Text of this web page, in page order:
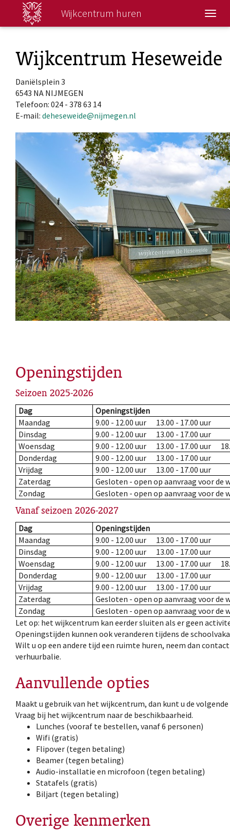
Wissel
Wijkcentrum huren
Wijkcentrum Heseweide
Daniëlsplein 3
6543 NA NIJMEGEN
Telefoon: 024 - 378 63 14
E-mail: deheseweide@nijmegen.nl
Openingstijden
Seizoen 2025-2026
Dag
Openingstijden
Maandag
9.00 - 12.00 uur 13.00 - 17.00 uur
Dinsdag
9.00 - 12.00 uur 13.00 - 17.00 uur
Woensdag
9.00 - 12.00 uur 13.00 - 17.00 uur
Donderdag
9.00 - 12.00 uur 13.00 - 17.00 uur
Vrijdag
9.00 - 12.00 uur 13.00 - 17.00 uur
Zaterdag
Gesloten - open op aanvraag voor de
Zondag
Gesloten - open op aanvraag voor de
Vanaf seizoen 2026-2027
Dag
Openingstijden
Maandag
9.00 - 12.00 uur 13.00 - 17.00 uur
Dinsdag
9.00 - 12.00 uur 13.00 - 17.00 uur
Woensdag
9.00 - 12.00 uur 13.00 - 17.00 uur
Donderdag
9.00 - 12.00 uur 13.00 - 17.00 uur
Vrijdag
9.00 - 12.00 uur 13.00 - 17.00 uur
Zaterdag
Gesloten - open op aanvraag voor de
Zondag
Gesloten - open op aanvraag voor de
Let op: het wijkcentrum kan eerder sluiten als er geen
Openingstijden kunnen ook veranderen tijdens de
Wilt u op een andere tijd een ruimte huren, neem dan
verhuurbalie.
Aanvullende opties
Maakt u gebruik van het wijkcentrum, dan kunt u de
Vraag bij het wijkcentrum naar de beschikbaarheid.
Lunches (vooraf te bestellen, vanaf 6 personen)
Wifi (gratis)
Flipover (tegen betaling)
Beamer (tegen betaling)
Audio-installatie en microfoon (tegen betaling)
Statafels (gratis)
Biljart (tegen betaling)
Overige kenmerken